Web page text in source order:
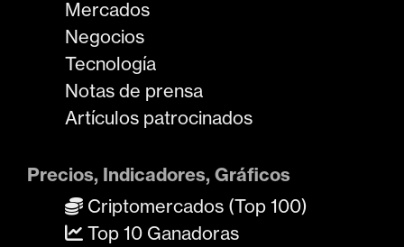
Mercados
Negocios
Tecnología
Notas de prensa
Artículos patrocinados
Precios, Indicadores, Gráficos
Criptomercados (Top 100)
Top 10 Ganadoras